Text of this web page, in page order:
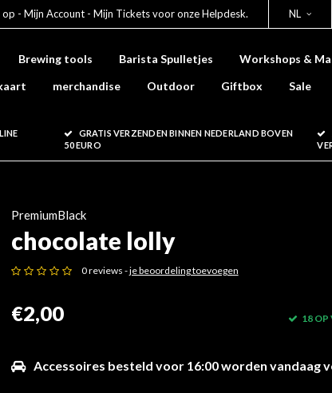
- Mijn Account - Mijn Tickets voor onze Helpdesk. NL
Brewing tools Barista Spulletjes Workshops &
merchandise Outdoor Giftbox Sale
GRATIS VERZENDEN BINNEN NEDERLAND BOVEN
50 EURO
PremiumBlack
chocolate lolly
0 reviews -je beoordeling toevoegen
€2,00 18
Accessoires besteld voor 16:00 worden vandaag